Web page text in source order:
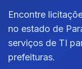
Encontre
no estado de
serviços de TI
prefeituras.